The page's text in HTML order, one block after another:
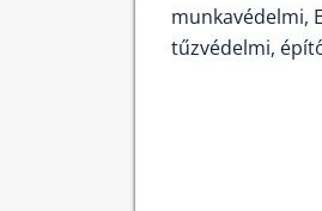
munkavédelmi,
tűzvédelmi,